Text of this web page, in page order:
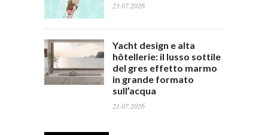
23.07.2026
Yacht design e alta
hôtellerie: il lusso sottile
del gres effetto marmo
in grande formato
sull’acqua
21.07.2026